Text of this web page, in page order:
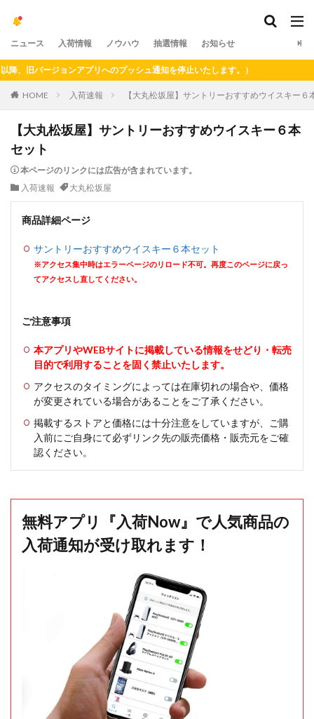
ニュース 入荷情報 ノウハウ 抽選情報 お知らせ
バージョンアプリへのプッシュ通知を停止いたします。）
HOME 入荷速報 【大丸松坂屋】サントリーおすすめウイスキー６
【大丸松坂屋】サントリーおすすめウイスキー６本
セット
本ページのリンクには広告が含まれています。
入荷速報
大丸松坂屋
商品詳細ページ
サントリーおすすめウイスキー６本セット
※アクセス集中時はエラーページのリロード不可。再度このページに戻っ
てアクセスし直してください。
ご注意事項
本アプリやWEBサイトに掲載している情報をせどり・転売
目的で利用することを固く禁止いたします。
アクセスのタイミングによっては在庫切れの場合や、価格
が変更されている場合があることをご了承ください。
掲載するストアと価格には十分注意をしていますが、ご購
入前にご自身にて必ずリンク先の販売価格・販売元をご確
認ください。
無料アプリ『入荷Now』で人気商品の
入荷通知が受け取れます！